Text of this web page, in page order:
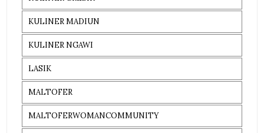
KULINER MADIUN
KULINER NGAWI
LASIK
MALTOFER
MALTOFERWOMANCOMMUNITY